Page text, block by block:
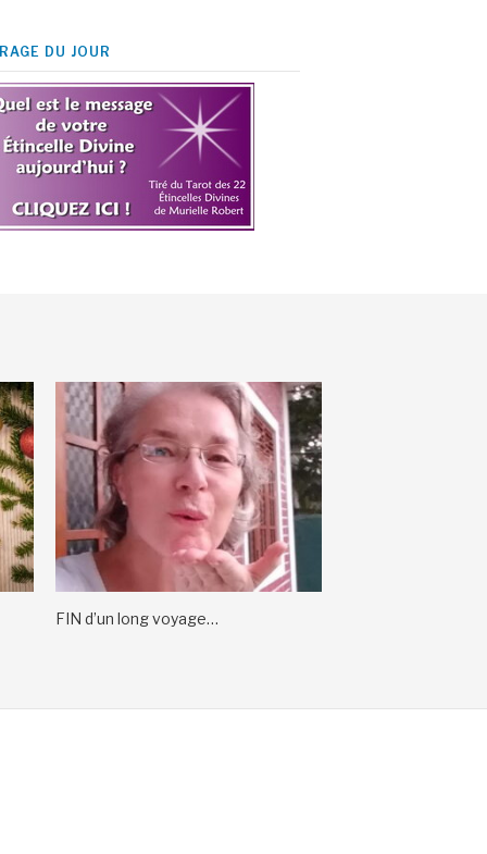
DU JOUR
FIN d’un long voyage…